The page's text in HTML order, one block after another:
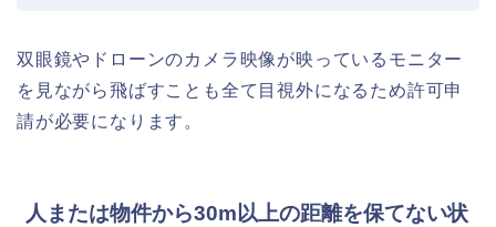
双眼鏡やドローンのカメラ映像が映っているモニター
を見ながら飛ばすことも全て目視外になるため許可申
請が必要になります。
人または物件から30m以上の距離を保てない状